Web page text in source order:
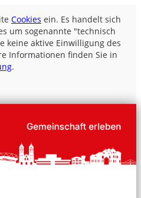
Cookies ein. Es handelt sich
um sogenannte "technisch
keine aktive Einwilligung des
Informationen finden Sie in
.